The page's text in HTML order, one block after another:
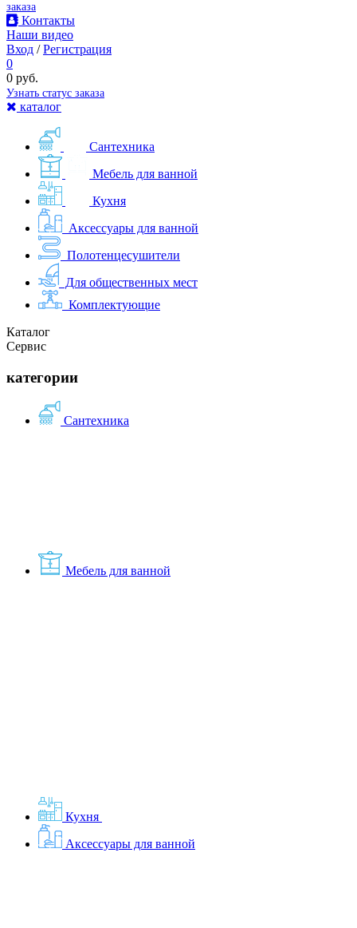
заказа
Контакты
Наши видео
Вход /Регистрация
0
0 руб.
Узнать статус заказа
каталог
Сантехника
Мебель для ванной
Кухня
Аксессуары для ванной
Полотенцесушители
Для общественных мест
Комплектующие
Каталог
Сервис
категории
Сантехника
Мебель для ванной
Кухня
Аксессуары для ванной